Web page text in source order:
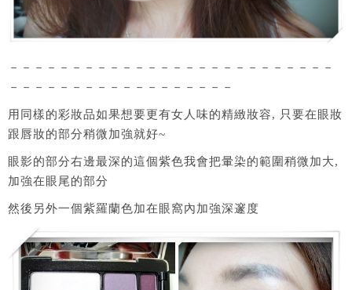
－－－－－－－－－－－－－－－－－－－－－－－－－－
－－－－－－－－－－－－－－－－－－
用同樣的彩妝品如果想要更有女人味的精緻妝容, 只要在眼妝
跟唇妝的部分稍微加強就好~
眼影的部分右邊最深的這個紫色我會把暈染的範圍稍微加大,
加強在眼尾的部分
然後另外一個紫羅蘭色加在眼窩內加強深邃度